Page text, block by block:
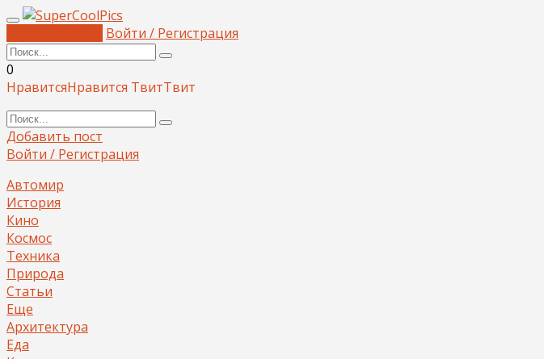
Войти / Регистрация
0
НравитсяНравится ТвитТвит
Добавить пост
Войти / Регистрация
Автомир
История
Кино
Космос
Техника
Природа
Статьи
Еще
Архитектура
Еда